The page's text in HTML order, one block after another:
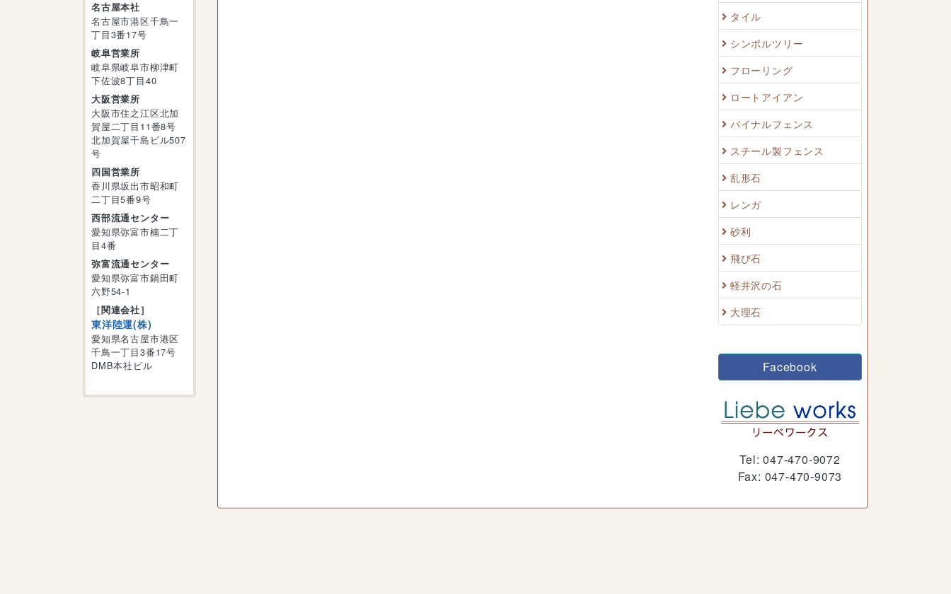
名古屋本社
名古屋市港区千鳥一
丁目3番17号
岐阜営業所
岐阜県岐阜市柳津町
下佐波8丁目40
大阪営業所
大阪市住之江区北加
賀屋二丁目11番8号
北加賀屋千島ビル507
号
四国営業所
香川県坂出市昭和町
二丁目5番9号
西部流通センター
愛知県弥富市楠二丁
目4番
弥富流通センター
愛知県弥富市鍋田町
六野54-1
［関連会社］
東洋陸運(株)
愛知県名古屋市港区
千鳥一丁目3番17号
DMB本社ビル
タイル
シンボルツリー
フローリング
ロートアイアン
バイナルフェンス
スチール製フェンス
乱形石
レンガ
砂利
飛び石
軽井沢の石
大理石
Facebook
Tel: 047-470-9072
Fax: 047-470-9073